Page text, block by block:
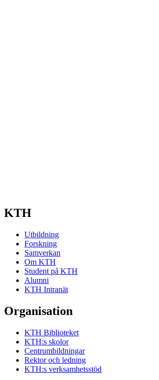
KTH
Utbildning
Forskning
Samverkan
Om KTH
Student på KTH
Alumni
KTH Intranät
Organisation
KTH Biblioteket
KTH:s skolor
Centrumbildningar
Rektor och ledning
KTH:s verksamhetsstöd